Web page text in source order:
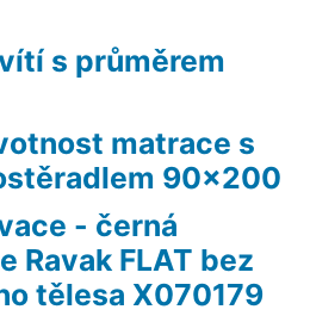
s průměrem
matrace s
90×200
- černá
Ravak FLAT bez
tělesa X070179